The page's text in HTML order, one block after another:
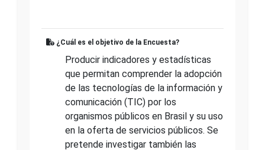
¿Cuál es el objetivo de la Encuesta?
Producir indicadores y estadísticas
que permitan comprender la adopción
de las tecnologías de la información y
comunicación (TIC) por los
organismos públicos en Brasil y su uso
en la oferta de servicios públicos. Se
pretende investigar también las